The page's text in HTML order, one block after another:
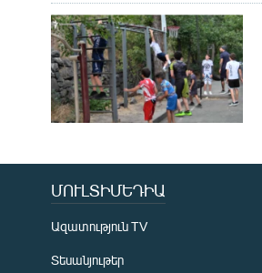
ՄՈՒԼՏԻՄԵԴԻԱ
Ազատություն TV
Տեսանյութեր